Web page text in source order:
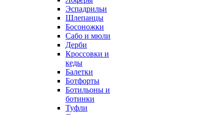
Эспадрильи
Шлепанцы
Босоножки
Сабо и мюли
Дерби
Кроссовки и
кеды
Балетки
Ботфорты
Ботильоны и
ботинки
Туфли